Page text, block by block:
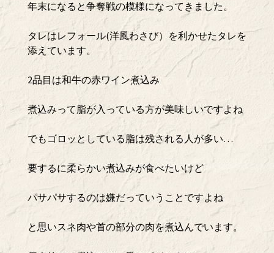
年末になると争奪戦の模様になってきました。
タレはレフォール(洋風わさび）を利かせたタレを
添えています。
2品目は和牛の赤ワイン煮込み
煮込みって脂が入っている方が美味しいですよね
でもゴロッとしている脂は残される人が多い…
要するに柔らかい煮込みが食べたいけど
パサパサするのは嫌だっていうことですよね
と思いスネ肉や首の部分の肉を煮込んでいます。